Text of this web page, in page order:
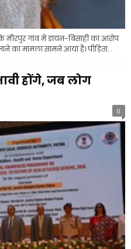
मीरपुर गांव में डायन-बिसाही का आरोप
का मामला सामने आया है। पीड़िता...
होंगे, जब लोग
0